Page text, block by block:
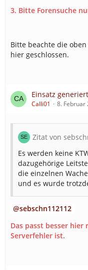
3. Bitte Forensuche
Bitte beachte die
hier geschlossen.
Einsatz
Calli01 8. Februar
Zitat von
Es werden keine
dazugehörige
die einzelnen
und es wurde
sebschn112112
Das passt besser hier
Serverfehler ist.